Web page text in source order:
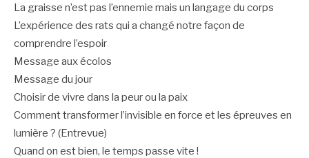
La graisse n’est pas l’ennemie mais un langage du corps
L’expérience des rats qui a changé notre façon de
comprendre l’espoir
Message aux écolos
Message du jour
Choisir de vivre dans la peur ou la paix
Comment transformer l’invisible en force et les épreuves en
lumière ? (Entrevue)
Quand on est bien, le temps passe vite !